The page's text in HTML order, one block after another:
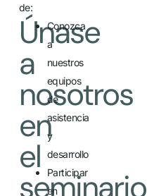
Únase
a
nosotros
en
el
seminario
de:
Conozca
a
nuestros
equipos
de
asistencia
y
desarrollo
Participar
en